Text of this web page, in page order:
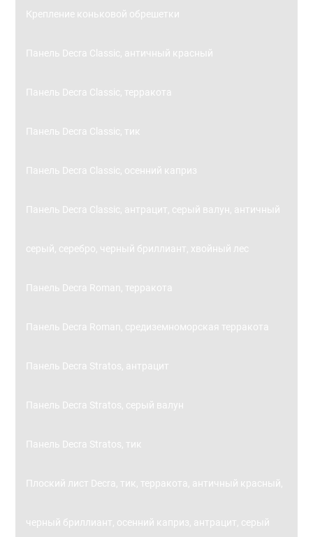
Крепление коньковой обрешетки
Панель Decra Classic, античный красный
Панель Decra Classic, терракота
Панель Decra Classic, тик
Панель Decra Classic, осенний каприз
Панель Decra Classic, антрацит, серый валун, античный
серый, серебро, черный бриллиант, хвойный лес
Панель Decra Roman, терракота
Панель Decra Roman, средиземноморская терракота
Панель Decra Stratos, антрацит
Панель Decra Stratos, серый валун
Панель Decra Stratos, тик
Плоский лист Decra, тик, терракота, античный красный,
черный бриллиант, осенний каприз, антрацит, серый